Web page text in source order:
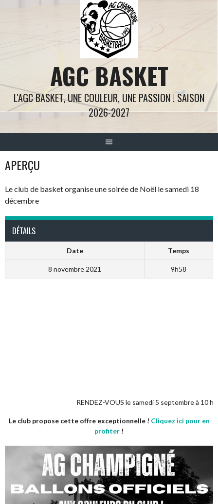
AGC BASKET
L'AGC BASKET, UNE COULEUR, UNE PASSION ! SAISON
2026-2027
APERÇU
Le club de basket organise une soirée de Noël le samedi 18
décembre
DÉTAILS
Date Temps
8 novembre 2021 9h58
RENDEZ-VOUS le samedi 5 septembre à 10
Le club propose cette offre exceptionnelle ! Cliquez ici pour en
profiter !